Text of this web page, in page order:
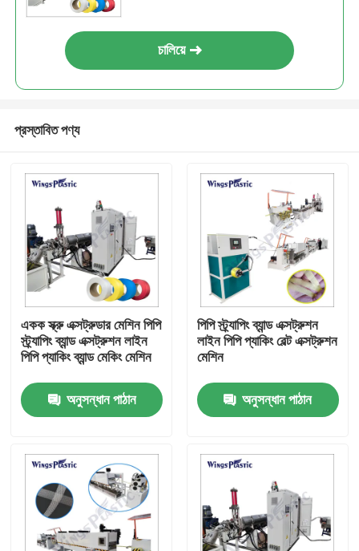
পণ্য
আমাদের সম্পর্কে
চালিয়ে
প্রস্তাবিত পণ্য
একক স্ক্রু এক্সট্রুডার মেশিন পিপি
স্ট্র্যাপিং ব্যান্ড এক্সট্রুশন লাইন
পিপি প্যাকিং ব্যান্ড মেকিং মেশিন
অনুসন্ধান পাঠান
পিপি স্ট্র্যাপিং ব্যান্ড এক্সট্রুশন
লাইন পিপি প্যাকিং বেল্ট এক্সট্রুশন
মেশিন
অনুসন্ধান পাঠান